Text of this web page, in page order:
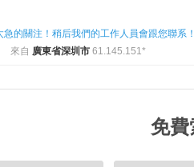
急的關注！稍后我們的工作人員會跟您聯系
來自 廣東省深圳市 61.145.151*
免費